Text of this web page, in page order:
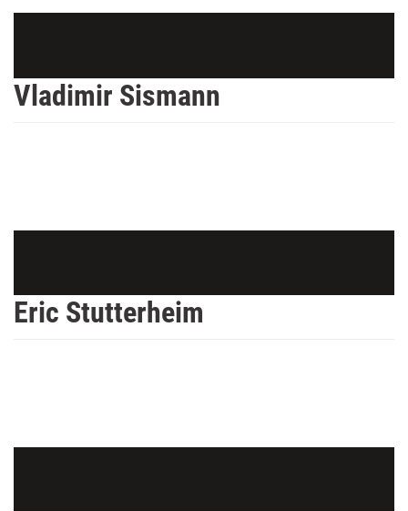
Vladimir Sismann
Eric Stutterheim